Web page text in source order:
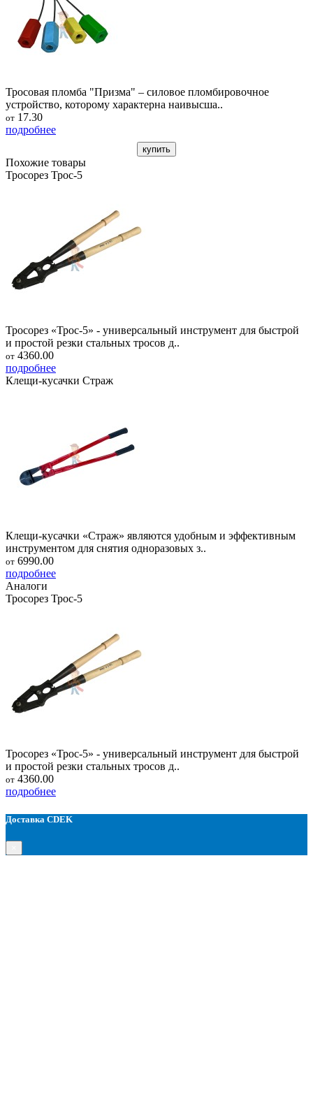
Тросовая пломба "Призма" – силовое пломбировочное
устройство, которому характерна наивысша..
от 17.30
подробнее
купить
Похожие товары
Тросорез Трос-5
Тросорез «Трос-5» - универсальный инструмент для быстрой
и простой резки стальных тросов д..
от 4360.00
подробнее
Клещи-кусачки Страж
Клещи-кусачки «Страж» являются удобным и эффективным
инструментом для снятия одноразовых з..
от 6990.00
подробнее
Аналоги
Тросорез Трос-5
Тросорез «Трос-5» - универсальный инструмент для быстрой
и простой резки стальных тросов д..
от 4360.00
подробнее
Доставка CDEK